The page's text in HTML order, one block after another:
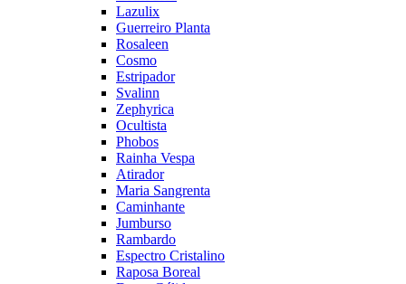
Lazulix
Guerreiro Planta
Rosaleen
Cosmo
Estripador
Svalinn
Zephyrica
Ocultista
Phobos
Rainha Vespa
Atirador
Maria Sangrenta
Caminhante
Jumburso
Rambardo
Espectro Cristalino
Raposa Boreal